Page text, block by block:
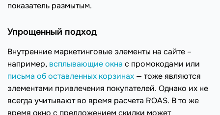
показатель размытым.
Упрощенный подход
Внутренние маркетинговые элементы на сайте –
например, всплывающие окна с промокодами или
письма об оставленных корзинах — тоже являются
элементами привлечения покупателей. Однако их не
всегда учитывают во время расчета ROAS. В то же
время окно с предложением скидки может